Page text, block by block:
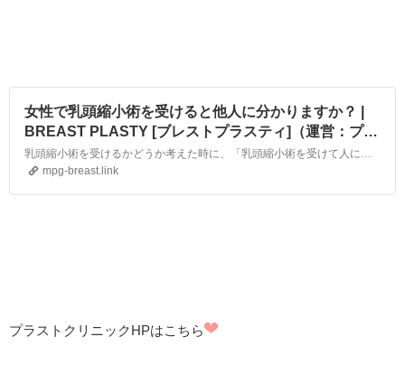
女性で乳頭縮小術を受けると他人に分かりますか？ |
BREAST PLASTY [ブレストプラスティ]（運営：プラ
ストクリニック東京）
mpg-breast.link
プラストクリニックHPはこちら